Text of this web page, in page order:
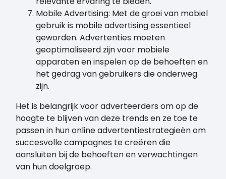
Mobile Advertising: Met de groei van mobiel
gebruik is mobile advertising essentieel
geworden. Advertenties moeten
geoptimaliseerd zijn voor mobiele
apparaten en inspelen op de behoeften en
het gedrag van gebruikers die onderweg
zijn.
Het is belangrijk voor adverteerders om op de
hoogte te blijven van deze trends en ze toe te
passen in hun online advertentiestrategieën om
succesvolle campagnes te creëren die
aansluiten bij de behoeften en verwachtingen
van hun doelgroep.